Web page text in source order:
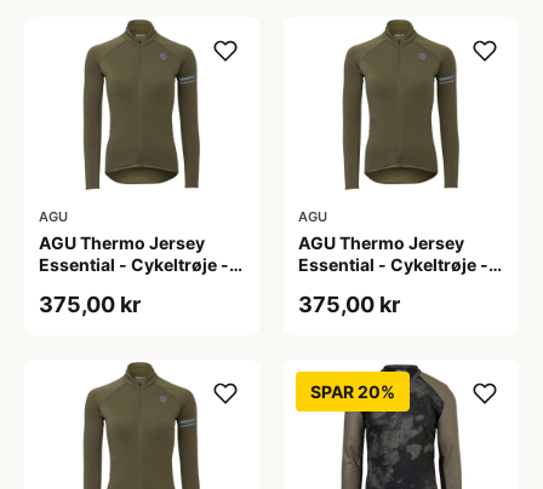
AGU
AGU Thermo Jersey
Essential - Cykeltrøje -
S
375,00 kr
AGU
AGU Thermo Jersey
Essential - Cykeltrøje -
XL
375,00 kr
SPAR 20%